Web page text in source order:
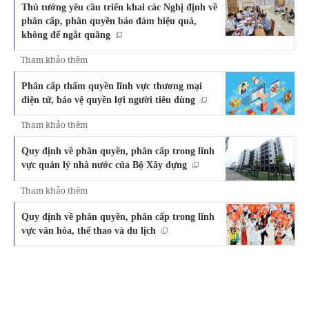
Thủ tướng yêu cầu triển khai các Nghị định về
phân cấp, phân quyền bảo đảm hiệu quả,
không để ngắt quãng
Tham khảo thêm
Phân cấp thẩm quyền lĩnh vực thương mại
điện tử, bảo vệ quyền lợi người tiêu dùng
Tham khảo thêm
Quy định về phân quyền, phân cấp trong lĩnh
vực quản lý nhà nước của Bộ Xây dựng
Tham khảo thêm
Quy định về phân quyền, phân cấp trong lĩnh
vực văn hóa, thể thao và du lịch